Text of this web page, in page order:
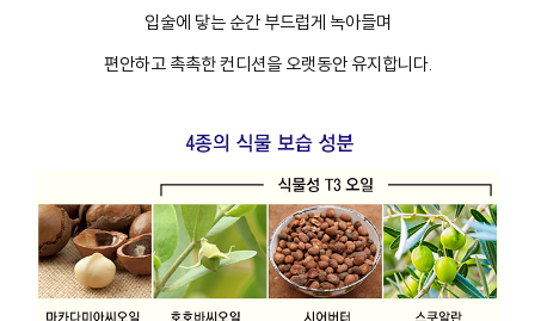
입술에 닿는 순간 부드럽게 녹아들며
편안하고 촉촉한 컨디션을 오랫동안 유지합니다.